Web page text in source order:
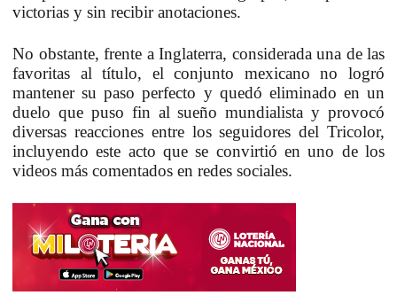
victorias y sin recibir anotaciones.
No obstante, frente a Inglaterra, considerada una de las
favoritas al título, el conjunto mexicano no logró
mantener su paso perfecto y quedó eliminado en un
duelo que puso fin al sueño mundialista y provocó
diversas reacciones entre los seguidores del Tricolor,
incluyendo este acto que se convirtió en uno de los
videos más comentados en redes sociales.